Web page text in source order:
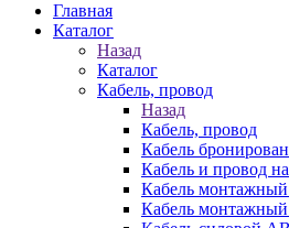
Главная
Каталог
Назад
Каталог
Кабель, провод
Назад
Кабель, провод
Кабель
Кабель и провод
Кабель
Кабель